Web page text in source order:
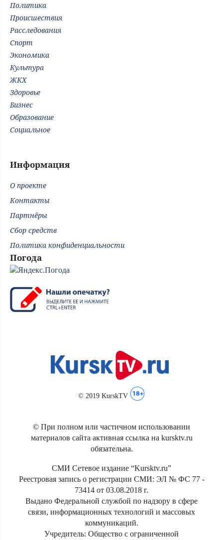
Политика
Происшествия
Расследования
Спорт
Экономика
Культура
ЖКХ
Здоровье
Бизнес
Образование
Социальное
Информация
О проекте
Контакты
Партнёры
Сбор средств
Политика конфиденциальности
Погода
© 2019 KurskTV
© При полном или частичном использовании
материалов сайта активная ссылка на kursktv.ru
обязательна.
СМИ Сетевое издание “Kursktv.ru”
Реестровая запись о регистрации СМИ: ЭЛ № ФС 77 -
73414 от 03.08.2018 г.
Выдано Федеральной службой по надзору в сфере
связи, информационных технологий и массовых
коммуникаций.
Учредитель: Общество с ограниченной